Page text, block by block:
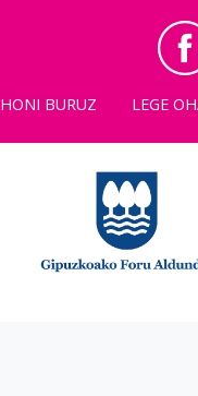
HONI BURUZ LEGE